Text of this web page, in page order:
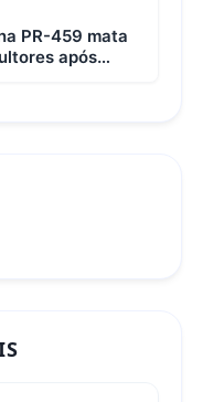
PR-459 mata
após